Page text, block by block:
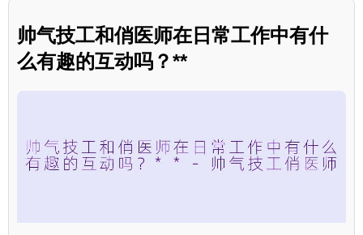
帅气技工和俏医师在日常工作中有什
么有趣的互动吗？**